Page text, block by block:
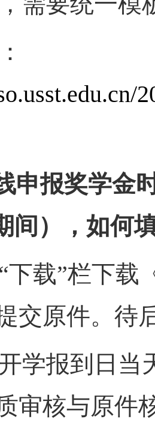
申报奖学金
间），如何
下载”栏下载
交原件。待
学报到日当
审核与原件